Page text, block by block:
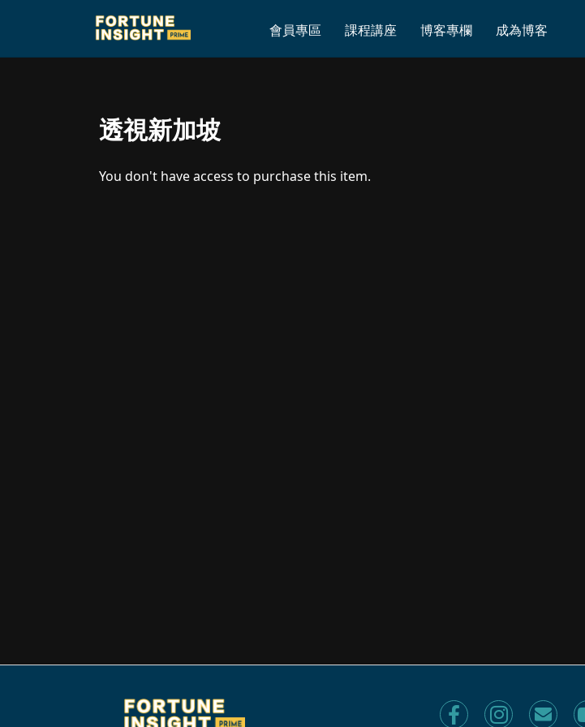
會員專區 課程講座 博客專欄 成為博客
透視新加坡
透視新加坡
You don't have access to purchase this item.